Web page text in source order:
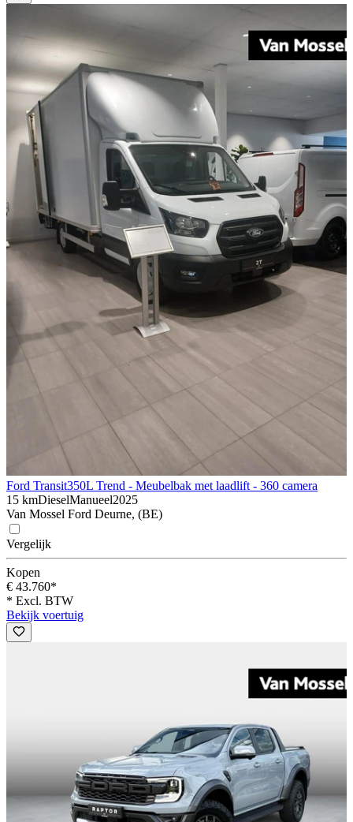
Ford Transit350L Trend - Meubelbak met laadlift - 360 camera
15 kmDieselManueel2025
Van Mossel Ford Deurne, (BE)
Vergelijk
Kopen
€ 43.760*
* Excl. BTW
Bekijk voertuig